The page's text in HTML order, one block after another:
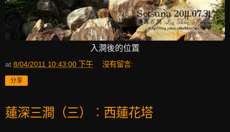
入澗後的位置
at 8/04/2011 10:43:00 下午 沒有留言:
分享
蓮深三澗（三）︰西蓮花塔